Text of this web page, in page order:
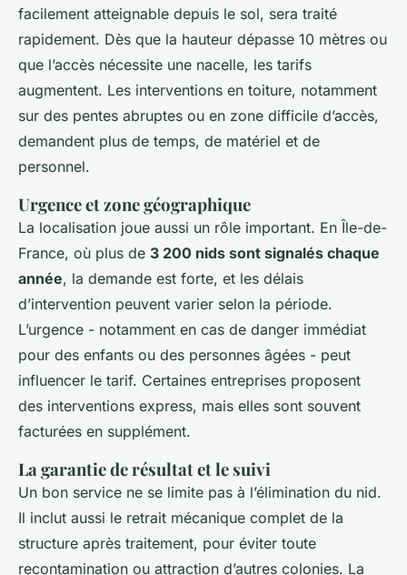
facilement atteignable depuis le sol, sera traité
rapidement. Dès que la hauteur dépasse 10 mètres ou
que l’accès nécessite une nacelle, les tarifs
augmentent. Les interventions en toiture, notamment
sur des pentes abruptes ou en zone difficile d’accès,
demandent plus de temps, de matériel et de
personnel.
Urgence et zone géographique
La localisation joue aussi un rôle important. En Île-de-
France, où plus de 3 200 nids sont signalés chaque
année, la demande est forte, et les délais
d’intervention peuvent varier selon la période.
L’urgence - notamment en cas de danger immédiat
pour des enfants ou des personnes âgées - peut
influencer le tarif. Certaines entreprises proposent
des interventions express, mais elles sont souvent
facturées en supplément.
La garantie de résultat et le suivi
Un bon service ne se limite pas à l’élimination du nid.
Il inclut aussi le retrait mécanique complet de la
structure après traitement, pour éviter toute
recontamination ou attraction d’autres colonies. La